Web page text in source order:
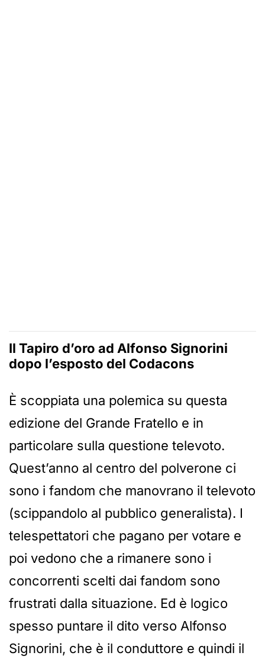
Il Tapiro d’oro ad Alfonso Signorini
dopo l’esposto del Codacons
È scoppiata una polemica su questa
edizione del Grande Fratello e in
particolare sulla questione televoto.
Quest’anno al centro del polverone ci
sono i fandom che manovrano il televoto
(scippandolo al pubblico generalista). I
telespettatori che pagano per votare e
poi vedono che a rimanere sono i
concorrenti scelti dai fandom sono
frustrati dalla situazione. Ed è logico
spesso puntare il dito verso Alfonso
Signorini, che è il conduttore e quindi il